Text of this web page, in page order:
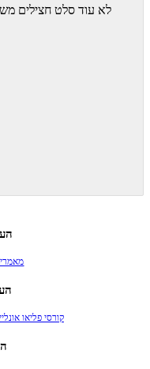
לא עוד סלט חצילים
קורסי פליאו